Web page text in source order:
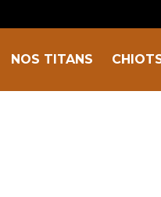
NOS TITANS